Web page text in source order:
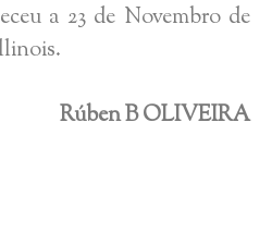
a 23 de Novembro de
Rúben B OLIVEIRA